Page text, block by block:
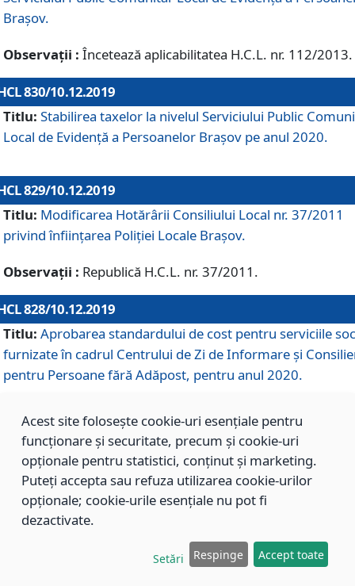
Brașov.
Observații : Încetează aplicabilitatea H.C.L. nr. 112/2013.
830/10.12.2019
Titlu: Stabilirea taxelor la nivelul Serviciului Public
Local de Evidenţă a Persoanelor Braşov pe anul 2020.
829/10.12.2019
Titlu: Modificarea Hotărârii Consiliului Local nr. 37/2011
privind înființarea Poliției Locale Brașov.
Observații : Republică H.C.L. nr. 37/2011.
828/10.12.2019
Titlu: Aprobarea standardului de cost pentru serviciile
furnizate în cadrul Centrului de Zi de Informare și
pentru Persoane fără Adăpost, pentru anul 2020.
827/10.12.2019
Aprobarea standardului de cost pentru serviciile
furnizate în cadrul Centrului Rezidențial pentru Persoane
Adăpost, pentru anul 2020.
Aprobarea standardului de cost pentru serviciile
Acest site folosește cookie-uri esențiale pentru
funcționare și securitate, precum și cookie-uri
opționale pentru statistici, conținut și marketing.
Puteți accepta sau refuza utilizarea cookie-urilor
opționale; cookie-urile esențiale nu pot fi
dezactivate.
Setări Respinge Accept toate